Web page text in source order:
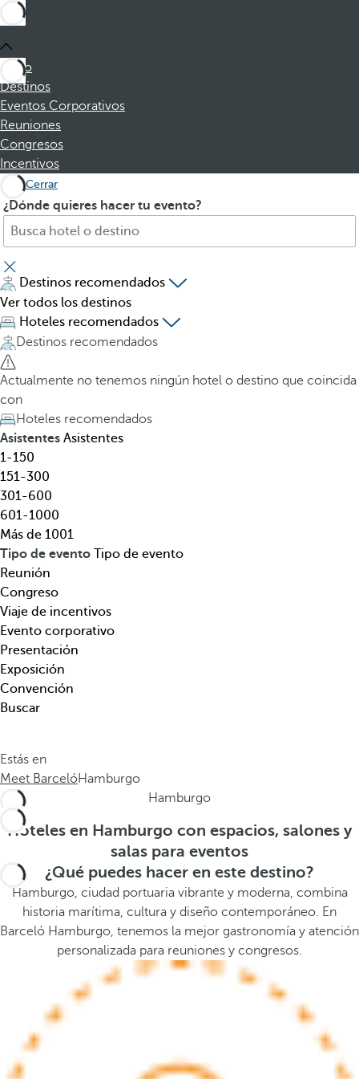
Inicio
Destinos
Eventos Corporativos
Reuniones
Congresos
Incentivos
Cerrar
¿Dónde quieres hacer tu evento?
B
s
c
a
h
o
t
e
l
,
d
e
s
t
i
n
o
,
t
e
m
á
t
i
c
a
.
A
p
u
l
s
a
r
l
a
t
e
c
l
a
d
e
f
l
e
c
h
a
h
a
c
i
b
a
r
Destinos recomendados
Ver todos los destinos
Hoteles recomendados
Destinos recomendados
Actualmente no tenemos ningún hotel o destino que coincida
con
Hoteles recomendados
Asistentes Asistentes
1-150
151-300
301-600
601-1000
Más de 1001
Tipo de evento Tipo de evento
Reunión
Congreso
Viaje de incentivos
Evento corporativo
Presentación
Exposición
Convención
Buscar
Estás en
Meet BarcelóHamburgo
Hamburgo
Hoteles en Hamburgo con espacios, salones y
salas para eventos
¿Qué puedes hacer en este destino?
Hamburgo, ciudad portuaria vibrante y moderna, combina
historia marítima, cultura y diseño contemporáneo. En
Barceló Hamburgo, tenemos la mejor gastronomía y atención
personalizada para reuniones y congresos.